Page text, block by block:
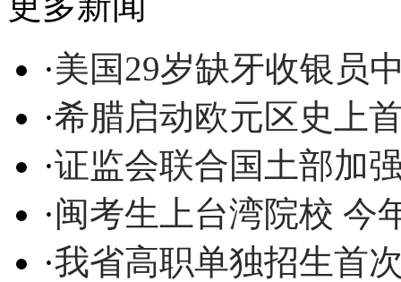
·美国29岁缺牙收银员
·希腊启动欧元区史上
·证监会联合国土部加
·闽考生上台湾院校 今
·我省高职单独招生首